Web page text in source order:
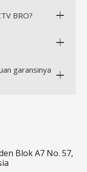
BRO?
garansinya
Blok A7 No. 57,